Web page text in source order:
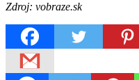
Zdroj: vobraze.sk